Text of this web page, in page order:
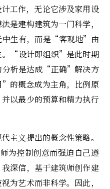
工作，无论它涉及家用设
是建构建筑为一门科学，
中生有，而是“客观地”由
。“设计即组织”是此时期
分析是达成“正确”解决方
的概念成为主角，比例原
以最少的预算和精力执行
主义提出的概念性策略。
为控制创意而强迫自己遵
深信，基于建筑师创作建
为艺术而非科学。因此，